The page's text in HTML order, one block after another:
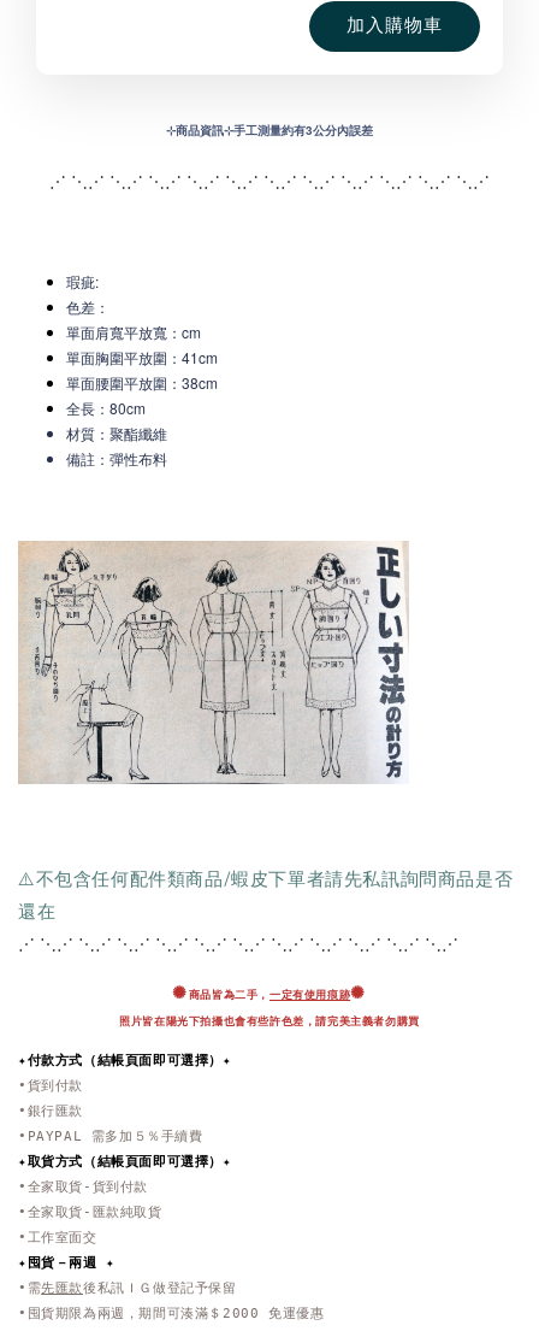
加入購物車
⊹商品資訊⊹手工測量約有3公分內誤差
⋰ ⋱⋰ ⋱⋰ ⋱⋰ ⋱⋰ ⋱⋰ ⋱⋰ ⋱⋰ ⋱ ⋰ ⋱⋰ ⋱⋰ ⋱⋰
瑕疵:
色差：
單面肩寬平放寬 ：cm
單面胸圍平放圍：41cm
單面腰圍平放圍：38cm
全長：80cm
材質：聚酯纖維
備註：彈性布料
⚠️不包含任何配件類商品/蝦皮下單者請先私訊詢問商品是否
還在
⋰ ⋱⋰ ⋱⋰ ⋱⋰ ⋱⋰ ⋱⋰ ⋱⋰ ⋱⋰ ⋱ ⋰ ⋱⋰ ⋱⋰ ⋱⋰
✺ 商品皆為二手， 一定有使用痕跡✺
照片皆在陽光下拍攝也會有些許色差，請完美主義者勿購買
✦付款方式（結帳頁面即可選擇）✦
•貨到付款
•銀行匯款
•PAYPAL 需多加５％手續費
✦取貨方式 （結帳頁面即可選擇） ✦
•全家取貨-貨到付款
•全家取貨-匯款純取貨
•工作室面交
✦ 囤貨－兩週 ✦
•需先匯款後私訊ＩＧ做登記予保留
•囤貨期限為兩週，期間可湊滿＄2000 免運優惠